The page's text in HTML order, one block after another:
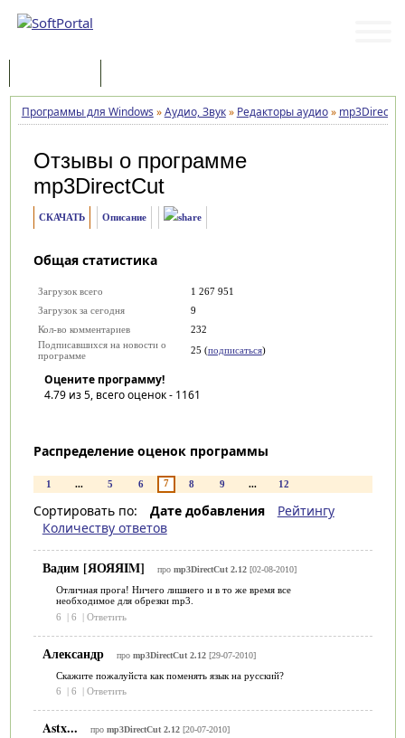
Программы для Windows »Аудио, Звук» Редакторы аудио»
Отзывы о программе
mp3DirectCut
СКАЧАТЬ Описание
Общая статистика
Загрузок всего
1 267 951
Загрузок за сегодня
9
Кол-во комментариев
232
Подписавшихся на новости о
программе
25 (подписаться)
Оцените программу!
4.79из 5, всего оценок - 1161
Распределение оценок программы
1 ... 5 6 7 8 9 ... 12
Сортировать по: Дате добавления
Рейтингу
Количеству ответов
Вадим [ЯОЯЯIM] про mp3DirectCut 2.12[02-08-2010]
Отличная прога! Ничего лишнего и в то же время все
необходимое для обрезки mp3.
6
| 6 | Ответить
Александр про mp3DirectCut 2.12[29-07-2010]
Скажите пожалуйста как поменять язык на русский?
6
| 6 | Ответить
Astx... про mp3DirectCut 2.12[20-07-2010]